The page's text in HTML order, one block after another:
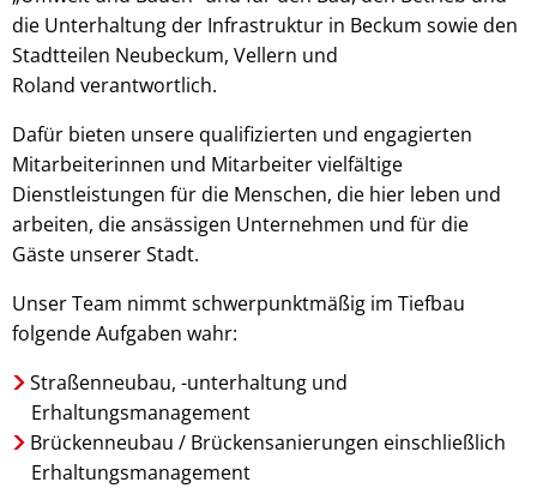
die Unterhaltung der Infrastruktur in Beckum sowie den
Stadtteilen Neubeckum, Vellern und
Roland verantwortlich.
Dafür bieten unsere qualifizierten und engagierten
Mitarbeiterinnen und Mitarbeiter vielfältige
Dienstleistungen für die Menschen, die hier leben und
arbeiten, die ansässigen Unternehmen und für die
Gäste unserer Stadt.
Unser Team nimmt schwerpunktmäßig im Tiefbau
folgende Aufgaben wahr:
Straßenneubau, -unterhaltung und
Erhaltungsmanagement
Brückenneubau / Brückensanierungen einschließlich
Erhaltungsmanagement